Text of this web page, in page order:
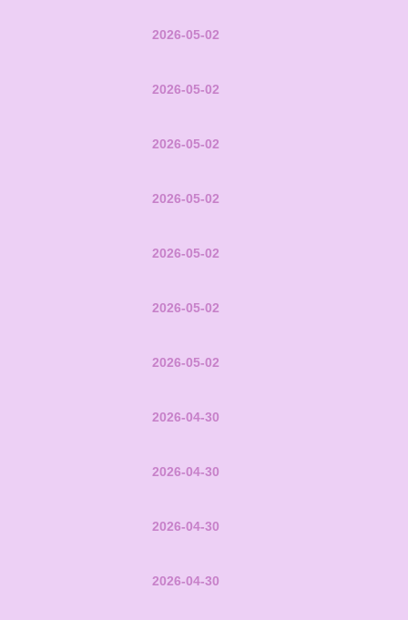
2026-05-02
2026-05-02
2026-05-02
2026-05-02
2026-05-02
2026-05-02
2026-05-02
2026-04-30
2026-04-30
2026-04-30
2026-04-30